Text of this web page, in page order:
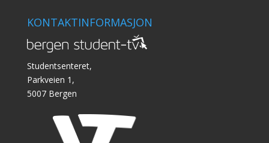
KONTAKTINFORMASJON
Studentsenteret,
Parkveien 1,
5007 Bergen